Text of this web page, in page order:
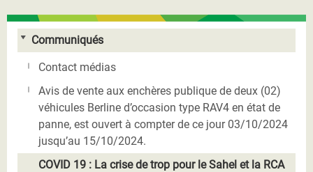
Communiqués
Contact médias
Avis de vente aux enchères publique de deux (02)
véhicules Berline d’occasion type RAV4 en état de
panne, est ouvert à compter de ce jour 03/10/2024
jusqu’au 15/10/2024.
COVID 19 : La crise de trop pour le Sahel et la RCA